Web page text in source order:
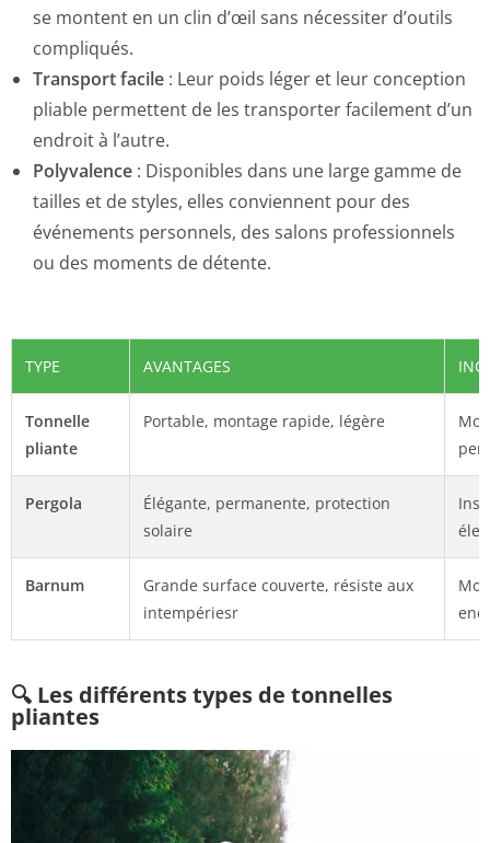
se montent en un clin d’œil sans nécessiter d’outils
compliqués.
Transport facile : Leur poids léger et leur conception
pliable permettent de les transporter facilement d’un
endroit à l’autre.
Polyvalence : Disponibles dans une large gamme de
tailles et de styles, elles conviennent pour des
événements personnels, des salons professionnels
ou des moments de détente.
TYPE AVANTAGES
Tonnelle
pliante
Portable, montage rapide, légère
Pergola
Élégante, permanente, protection
solaire
Barnum
Grande surface couverte, résiste aux
intempériesr
🔍 Les différents types de tonnelles
pliantes